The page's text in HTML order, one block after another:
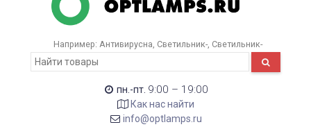
Например: Антивирусна Светильник- Светильник-
пн.-пт. 9:00 – 19:00
Как нас найти
info@optlamps.ru